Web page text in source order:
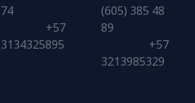
74
+57
3134325895
(605) 385 48
89
+57
3213985329